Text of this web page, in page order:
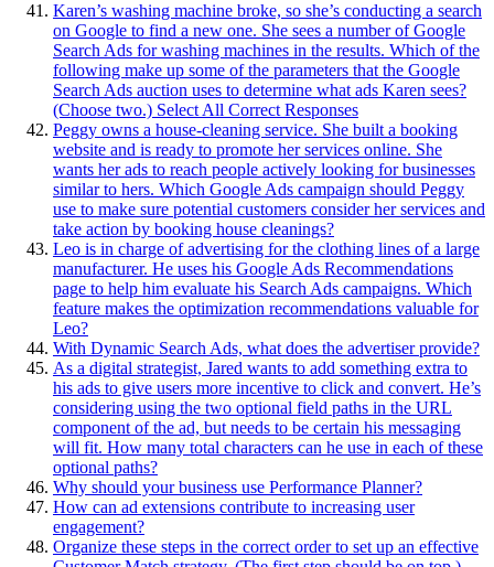
Karen’s washing machine broke, so she’s conducting a search
on Google to find a new one. She sees a number of Google
Search Ads for washing machines in the results. Which of the
following make up some of the parameters that the Google
Search Ads auction uses to determine what ads Karen sees?
(Choose two.) Select All Correct Responses
Peggy owns a house-cleaning service. She built a booking
website and is ready to promote her services online. She
wants her ads to reach people actively looking for businesses
similar to hers. Which Google Ads campaign should Peggy
use to make sure potential customers consider her services and
take action by booking house cleanings?
Leo is in charge of advertising for the clothing lines of a large
manufacturer. He uses his Google Ads Recommendations
page to help him evaluate his Search Ads campaigns. Which
feature makes the optimization recommendations valuable for
Leo?
With Dynamic Search Ads, what does the advertiser provide?
As a digital strategist, Jared wants to add something extra to
his ads to give users more incentive to click and convert. He’s
considering using the two optional field paths in the URL
component of the ad, but needs to be certain his messaging
will fit. How many total characters can he use in each of these
optional paths?
Why should your business use Performance Planner?
How can ad extensions contribute to increasing user
engagement?
Organize these steps in the correct order to set up an effective